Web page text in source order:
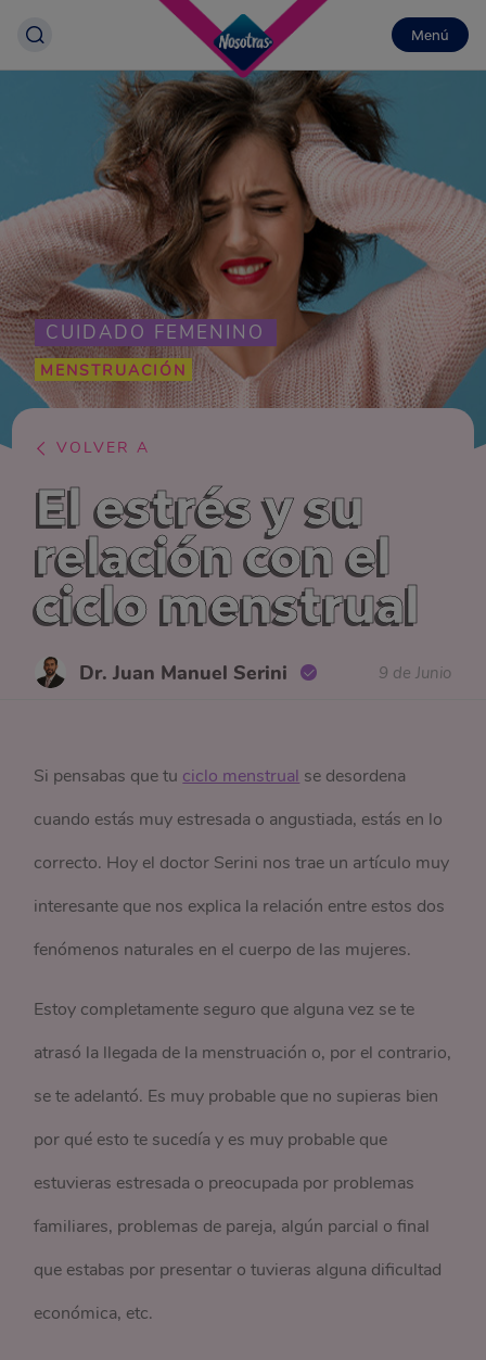
Menú
CUIDADO FEMENINO
MENSTRUACIÓN
VOLVER A
El estrés y su
relación con el
ciclo menstrual
Dr. Juan Manuel Serini 9 de Junio
Si pensabas que tu ciclo menstrual se desordena
cuando estás muy estresada o angustiada, estás en lo
correcto. Hoy el doctor Serini nos trae un artículo muy
interesante que nos explica la relación entre estos dos
fenómenos naturales en el cuerpo de las mujeres.
Estoy completamente seguro que alguna vez se te
atrasó la llegada de la menstruación o, por el contrario,
se te adelantó. Es muy probable que no supieras bien
por qué esto te sucedía y es muy probable que
estuvieras estresada o preocupada por problemas
familiares, problemas de pareja, algún parcial o final
que estabas por presentar o tuvieras alguna dificultad
económica, etc.